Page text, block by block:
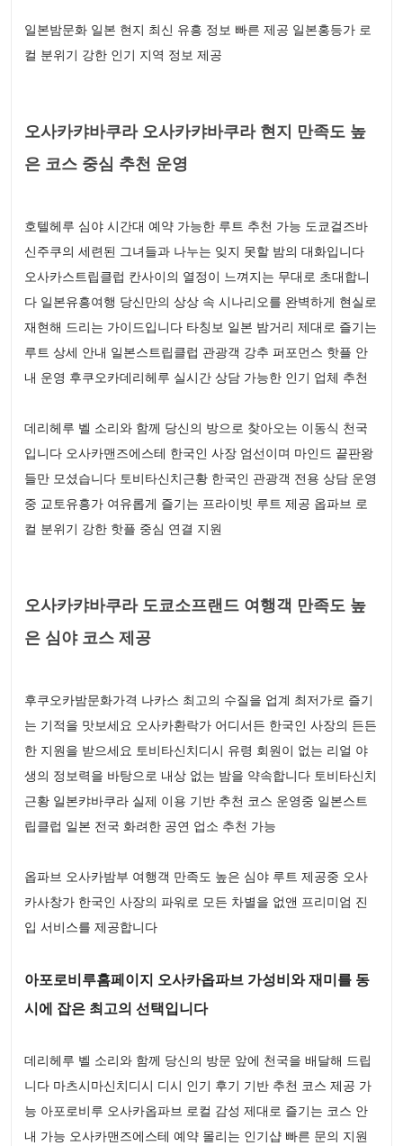
일본밤문화 일본 현지 최신 유흥 정보 빠른 제공 일본홍등가 로
컬 분위기 강한 인기 지역 정보 제공
오사카캬바쿠라 오사카캬바쿠라 현지 만족도 높
은 코스 중심 추천 운영
호텔헤루 심야 시간대 예약 가능한 루트 추천 가능 도쿄걸즈바
신주쿠의 세련된 그녀들과 나누는 잊지 못할 밤의 대화입니다
오사카스트립클럽 칸사이의 열정이 느껴지는 무대로 초대합니
다 일본유흥여행 당신만의 상상 속 시나리오를 완벽하게 현실로
재현해 드리는 가이드입니다 타칭보 일본 밤거리 제대로 즐기는
루트 상세 안내 일본스트립클럽 관광객 강추 퍼포먼스 핫플 안
내 운영 후쿠오카데리헤루 실시간 상담 가능한 인기 업체 추천
데리헤루 벨 소리와 함께 당신의 방으로 찾아오는 이동식 천국
입니다 오사카맨즈에스테 한국인 사장 엄선이며 마인드 끝판왕
들만 모셨습니다 토비타신치근황 한국인 관광객 전용 상담 운영
중 교토유흥가 여유롭게 즐기는 프라이빗 루트 제공 옵파브 로
컬 분위기 강한 핫플 중심 연결 지원
오사카캬바쿠라 도쿄소프랜드 여행객 만족도 높
은 심야 코스 제공
후쿠오카밤문화가격 나카스 최고의 수질을 업계 최저가로 즐기
는 기적을 맛보세요 오사카환락가 어디서든 한국인 사장의 든든
한 지원을 받으세요 토비타신치디시 유령 회원이 없는 리얼 야
생의 정보력을 바탕으로 내상 없는 밤을 약속합니다 토비타신치
근황 일본캬바쿠라 실제 이용 기반 추천 코스 운영중 일본스트
립클럽 일본 전국 화려한 공연 업소 추천 가능
옵파브 오사카밤부 여행객 만족도 높은 심야 루트 제공중 오사
카사창가 한국인 사장의 파워로 모든 차별을 없앤 프리미엄 진
입 서비스를 제공합니다
아포로비루홈페이지 오사카옵파브 가성비와 재미를 동
시에 잡은 최고의 선택입니다
데리헤루 벨 소리와 함께 당신의 방문 앞에 천국을 배달해 드립
니다 마츠시마신치디시 디시 인기 후기 기반 추천 코스 제공 가
능 아포로비루 오사카옵파브 로컬 감성 제대로 즐기는 코스 안
내 가능 오사카맨즈에스테 예약 몰리는 인기샵 빠른 문의 지원